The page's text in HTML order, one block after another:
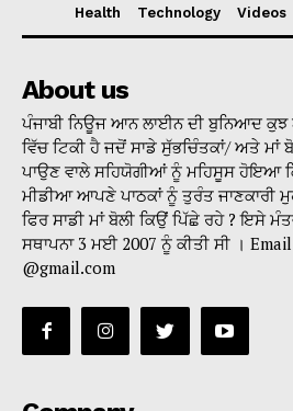
Health
Technology Videos
About us
ਪੰਜਾਬੀ ਨਿਊਜ ਆਨ ਲਾਈਨ ਦੀ ਬੁਨਿਆਦ
ਵਿੱਚ ਟਿਕੀ ਹੈ ਜਦੋਂ ਸਾਡੇ ਸੁੱਭਚਿੰਤਕਾਂ/ ਅਤੇ ਮਾਂ
ਪਾਉਣ ਵਾਲੇ ਸਹਿਯੋਗੀਆਂ ਨੂੰ ਮਹਿਸੂਸ ਹੋਇਆ
ਮੀਡੀਆ ਆਪਣੇ ਪਾਠਕਾਂ ਨੂੰ ਤੁਰੰਤ ਜਾਣਕਾਰੀ
ਫਿਰ ਸਾਡੀ ਮਾਂ ਬੋਲੀ ਕਿਉਂ ਪਿੱਛੇ ਰਹੇ ? ਇਸੇ
ਸਥਾਪਨਾ 3 ਮਈ 2007 ਨੂੰ ਕੀਤੀ ਸੀ ।
@gmail.com